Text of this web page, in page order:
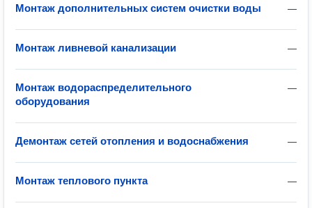
—
Монтаж дополнительных систем очистки воды
—
Монтаж ливневой канализации
—
Монтаж водораспределительного
оборудования
—
Демонтаж сетей отопления и водоснабжения
—
Монтаж теплового пункта